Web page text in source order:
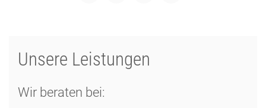
Unsere Leistungen
Wir beraten bei: